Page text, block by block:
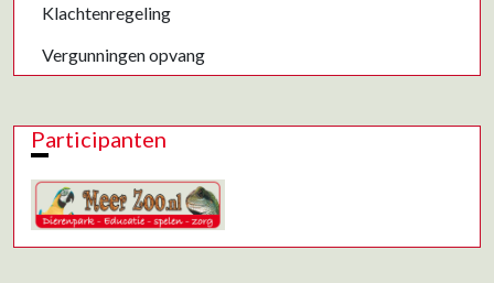
Klachtenregeling
Vergunningen opvang
Participanten